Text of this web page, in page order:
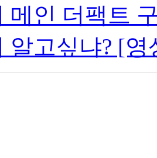
메인 더팩트
알고싶냐? [